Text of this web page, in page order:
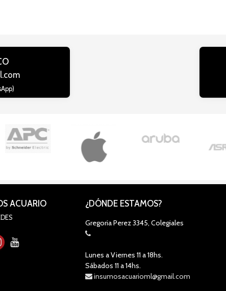
ACUARIO ¿DÓNDE ESTAMOS?
Gregoria Perez 3345, Colegiales
Lunes a Viernes 11 a 18hs.
Sábados 11 a 14hs.
insumosacuarioml@gmail.com